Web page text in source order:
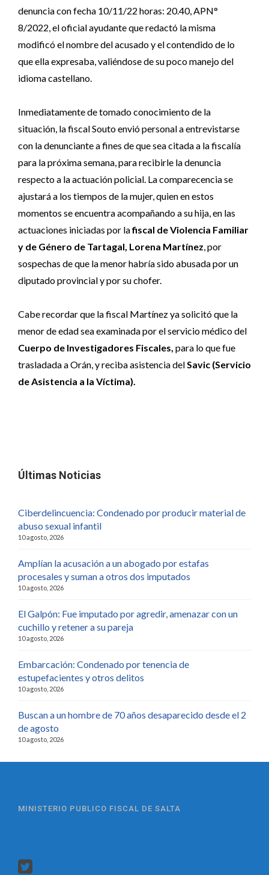
denuncia con fecha 10/11/22 horas: 20.40, APN°
8/2022, el oficial ayudante que redactó la misma
modificó el nombre del acusado y el contendido de lo
que ella expresaba, valiéndose de su poco manejo del
idioma castellano.
Inmediatamente de tomado conocimiento de la
situación, la fiscal Souto envió personal a entrevistarse
con la denunciante a fines de que sea citada a la fiscalía
para la próxima semana, para recibirle la denuncia
respecto a la actuación policial. La comparecencia se
ajustará a los tiempos de la mujer, quien en estos
momentos se encuentra acompañando a su hija, en las
actuaciones iniciadas por lafiscal de Violencia Familiar
y de Género de Tartagal, Lorena Martínez, por
sospechas de que la menor habría sido abusada por un
diputado provincial y por su chofer.
Cabe recordar que la fiscal Martínez ya solicitó que la
menor de edad sea examinada por el servicio médico del
Cuerpo de Investigadores Fiscales, para lo que fue
trasladada a Orán, y reciba asistencia delSavic (Servicio
de Asistencia a la Víctima).
Últimas Noticias
Ciberdelincuencia: Condenado por producir material de
abuso sexual infantil
10 agosto, 2026
Amplían la acusación a un abogado por estafas
procesales y suman a otros dos imputados
10 agosto, 2026
El Galpón: Fue imputado por agredir, amenazar con un
cuchillo y retener a su pareja
10 agosto, 2026
Embarcación: Condenado por tenencia de
estupefacientes y otros delitos
10 agosto, 2026
Buscan a un hombre de 70 años desaparecido desde el 2
de agosto
10 agosto, 2026
MINISTERIO PUBLICO FISCAL DE SALTA